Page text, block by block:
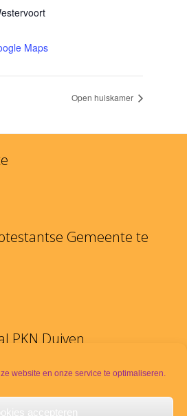
website en onze service te optimaliseren.
accepteren
Maps
Open huiskamer
Gemeente te
PKN Duiven